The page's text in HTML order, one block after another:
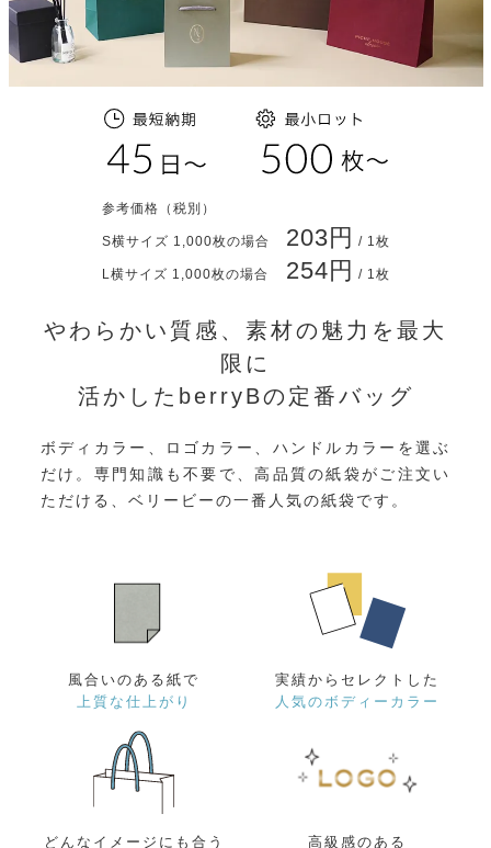
参考価格 （税別）
S横サイズ 1,000枚の場合 203円 / 1枚
L横サイズ 1,000枚の場合 254円 / 1枚
やわらかい質感、素材の魅力を最大
限に
活かしたberryBの定番バッグ
ボディカラー、ロゴカラー、ハンドルカラーを選ぶ
だけ。専門知識も不要で、高品質の紙袋がご注文い
ただける、ベリービーの一番人気の紙袋です。
風合いのある紙で
上質な仕上がり
実績からセレクトした
人気のボディーカラー
どんなイメージにも合う
高級感のある